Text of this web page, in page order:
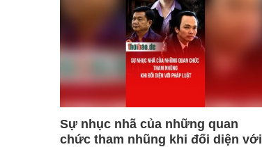
Sự nhục nhã của những quan
chức tham nhũng khi đối diện với